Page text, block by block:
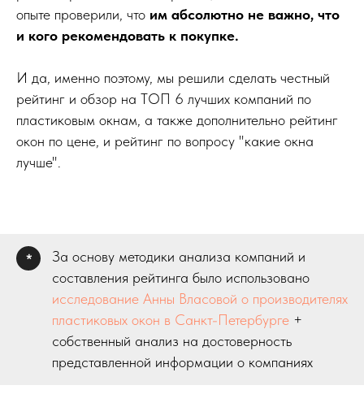
опыте проверили, что им абсолютно не важно, что
и кого рекомендовать к покупке.
И да, именно поэтому, мы решили сделать честный
рейтинг и обзор на ТОП 6 лучших компаний по
пластиковым окнам, а также дополнительно рейтинг
окон по цене, и рейтинг по вопросу "какие окна
лучше".
*
За основу методики анализа компаний и
составления рейтинга было использовано
исследование Анны Власовой о производителях
пластиковых окон в Санкт-Петербурге +
собственный анализ на достоверность
представленной информации о компаниях